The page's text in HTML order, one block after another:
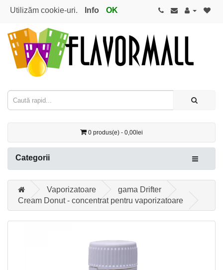
Utilizăm cookie-uri. Info OK
0 produs(e) - 0,00lei
Categorii
Vaporizatoare
gama Drifter
Cream Donut - concentrat pentru vaporizatoare